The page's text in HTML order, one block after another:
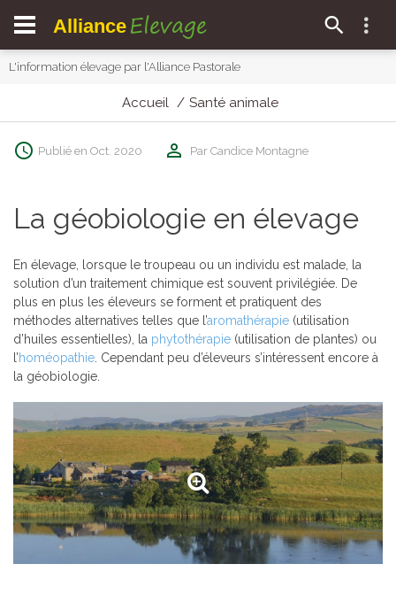
Alliance Elevage
L'information élevage par l'Alliance Pastorale
Accueil Santé animale
Publié en Oct. 2020 Par Candice Montagne
La géobiologie en élevage
En élevage, lorsque le troupeau ou un individu est malade, la
solution d’un traitement chimique est souvent privilégiée. De
plus en plus les éleveurs se forment et pratiquent des
méthodes alternatives telles que l’aromathérapie (utilisation
d’huiles essentielles), la phytothérapie (utilisation de plantes) ou
l’homéopathie . Cependant peu d’éleveurs s’intéressent encore à
la géobiologie.